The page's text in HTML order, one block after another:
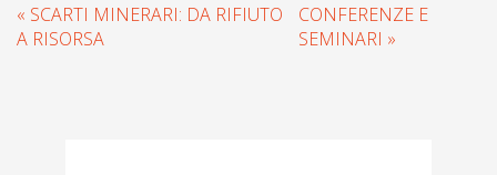
« SCARTI MINERARI: DA RIFIUTO
A RISORSA
CONFERENZE E
SEMINARI »